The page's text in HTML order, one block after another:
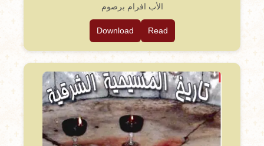
الأب افرام برصوم
Read
Download